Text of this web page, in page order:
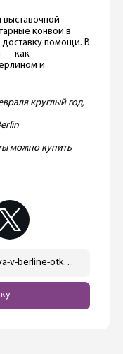
выставочной
конвои в
доставку помощи. В
— как
и
круглый год,
можно купить
https://ostwest.tv/news/24-fevralya-v-berline-otkryvaetsya-muzej-ukrainy/